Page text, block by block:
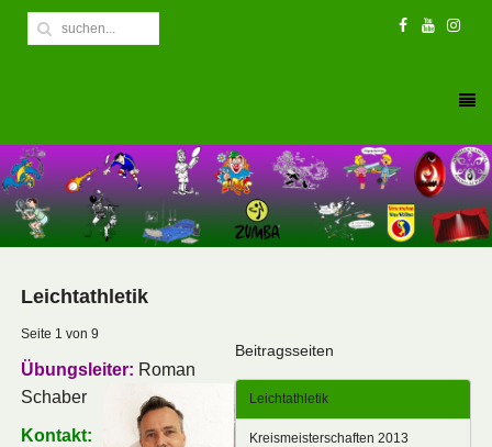
Leichtathletik
Beitragsseiten
Leichtathletik
Kreismeisterschaften 2013
Seite 1 von 9
Übungsleiter: Roman
Schaber
Kontakt: